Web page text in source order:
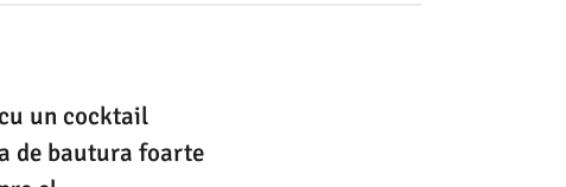
un cocktail
de bautura foarte